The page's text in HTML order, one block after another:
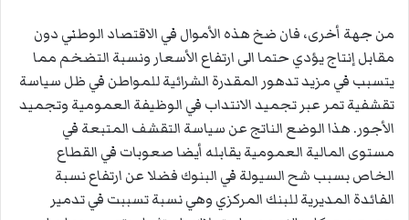
من جهة أخرى، فان ضخ هذه الأموال في الاقتصاد الوطني دون
مقابل إنتاج يؤدي حتما الى ارتفاع الأسعار ونسبة التضخم مما
يتسبب في مزيد تدهور المقدرة الشرائية للمواطن في ظل سياسة
تقشفية تمر عبر تجميد الانتداب في الوظيفة العمومية وتجميد
الأجور. هذا الوضع الناتج عن سياسة التقشف المتبعة في
مستوى المالية العمومية يقابله أيضا صعوبات في القطاع
الخاص بسبب شح السيولة في البنوك فضلا عن ارتفاع نسبة
الفائدة المديرية للبنك المركزي وهي نسبة تسببت في تدمير